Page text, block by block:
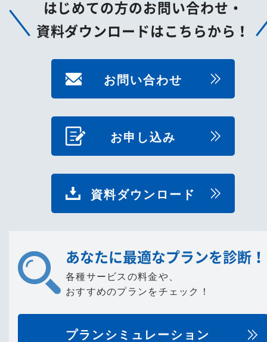
はじめての方のお問い合わせ・
資料ダウンロードはこちらから！
お問い合わせ
お申し込み
資料ダウンロード
あなたに最適なプランを診断！
各種サービスの料金や、
おすすめのプランをチェック！
プランシミュレーション